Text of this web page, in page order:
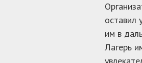
оставил
им в
Лагерь